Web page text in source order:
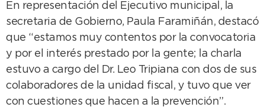
En representación del Ejecutivo municipal, la
secretaria de Gobierno, Paula Faramiñán, destacó
que “estamos muy contentos por la convocatoria
y por el interés prestado por la gente; la charla
estuvo a cargo del Dr. Leo Tripiana con dos de sus
colaboradores de la unidad fiscal, y tuvo que ver
con cuestiones que hacen a la prevención”.